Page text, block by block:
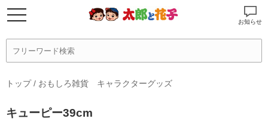
お知らせ
トップ/ おもしろ雑貨 キャラクターグッズ
キューピー39cm